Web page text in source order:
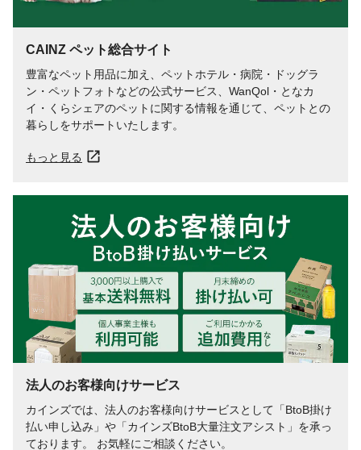
CAINZ ペット総合サイト
豊富なペット用品に加え、ペットホテル・病院・ドッグラ
ン・ペットフォトなどの公式サービス、WanQol・となカ
イ・くらシェアのペットに関する情報を通じて、ペットとの
暮らしをサポートいたします。
もっと見る
法人のお客様向けサービス
カインズでは、法人のお客様向けサービスとして「BtoB掛け
払い申し込み」や「カインズBtoB大量注文アシスト」を承っ
ております。 お気軽にご相談ください。